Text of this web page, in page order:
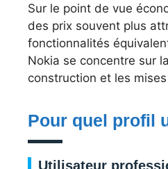
Sur le point de vue
des prix souvent plus
fonctionnalités
Nokia se concentre sur
construction et les
Pour quel profil
Utilisateur